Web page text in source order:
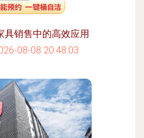
具销售中的高效应用
08-08 20:48:03